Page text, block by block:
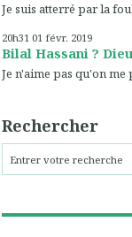
Je suis atterré par la
20h31 01 févr. 2019
Bilal Hassani ?
Je n'aime pas qu'on
Rechercher